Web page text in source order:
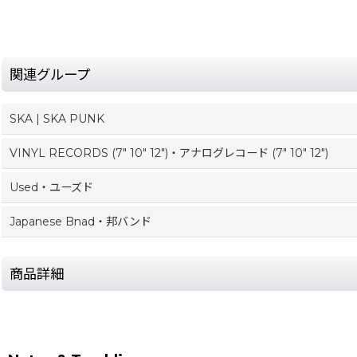
関連グループ
SKA | SKA PUNK
VINYL RECORDS (7" 10" 12")・アナログレコード (7" 10" 12")
Used・ユーズド
Japanese Bnad・邦バンド
商品詳細